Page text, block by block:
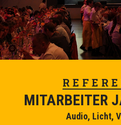
MITARBEITER
Audio, Licht,